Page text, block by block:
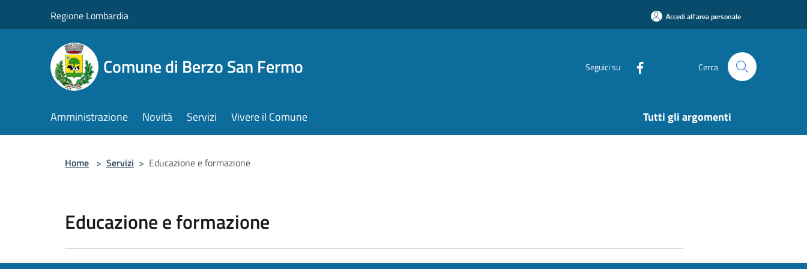
Regione Lombardia Accedi all'area personale
Comune di Berzo San Fermo Seguici su Cerca
Amministrazione Novità Servizi Vivere il Comune Tutti gli argomenti
Home > Servizi > Educazione e formazione
Educazione e formazione